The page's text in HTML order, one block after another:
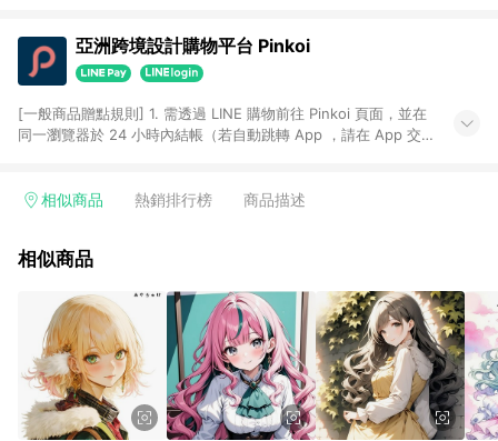
亞洲跨境設計購物平台 Pinkoi
[一般商品贈點規則] 1. 需透過 LINE 購物前往 Pinkoi 頁面，並在
同一瀏覽器於 24 小時內結帳（若自動跳轉 App ，請在 App 交
回饋訂單不得享有 Pinkoi 站方優惠，例如首購優惠，P coins，
行為，不具贈點資格，部分退款不在此限。 6. APP 請更新至
貨後 45 天後發送。 8. 群眾募資商品，禮物卡，開館保證金，補
運費，攤位費等不具贈點資格。 9. LINE 購物站上之商品規格、
顏色、價位、贈品如與 Pinkoi 商品資訊頁及購物車不符，以
Pinkoi 購物商品資訊頁及購物車標示為準。 10. 點數紅包使用規
則請以點數紅包活動說明為準。 11. 若於 LINE 購物前往 Pinkoi
頁面後才首次下載 Pinkoi APP 並完成訂單，不符合導購資格；承
上，首次下載 Pinkoi APP 後，需透過 LINE 購物前往 Pinkoi 頁
相似商品 熱銷排行榜 商品描述
相似商品